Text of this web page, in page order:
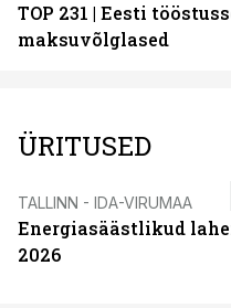
TOP 231 | Eesti
maksuvõlglased
ÜRITUSED
TALLINN - IDA-VIRUMAA
Energiasäästlikud
2026